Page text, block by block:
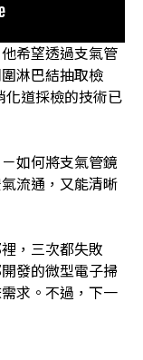
希望透過支氣管
淋巴結抽取檢
化道採檢的技術已
如何將支氣管鏡
流通，又能清晰
，三次都失敗
發的微型電子掃
求。不過，下一